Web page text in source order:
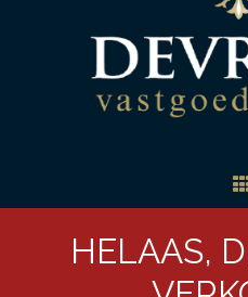
HELAAS,